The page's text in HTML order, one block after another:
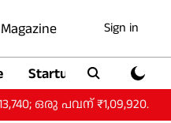
Sign in
Startup
₹1,09,920.